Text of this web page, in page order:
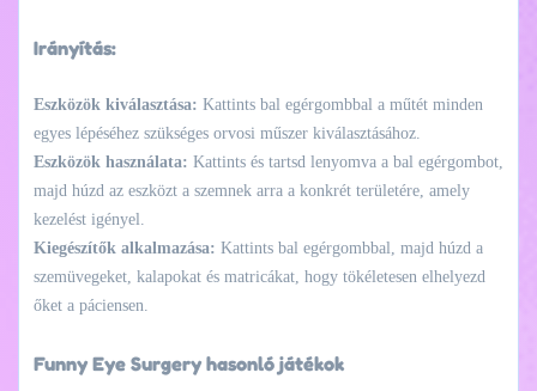
Irányítás:
Eszközök kiválasztása: Kattints bal egérgombbal a műtét minden
egyes lépéséhez szükséges orvosi műszer kiválasztásához.
Eszközök használata: Kattints és tartsd lenyomva a bal egérgombot,
majd húzd az eszközt a szemnek arra a konkrét területére, amely
kezelést igényel.
Kiegészítők alkalmazása: Kattints bal egérgombbal, majd húzd a
szemüvegeket, kalapokat és matricákat, hogy tökéletesen elhelyezd
őket a páciensen.
Funny Eye Surgery hasonló játékok